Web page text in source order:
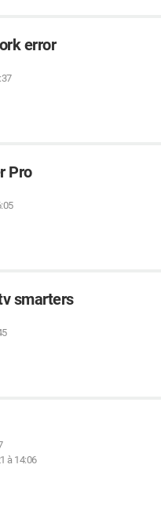
error
Pro
smarters
à 14:06